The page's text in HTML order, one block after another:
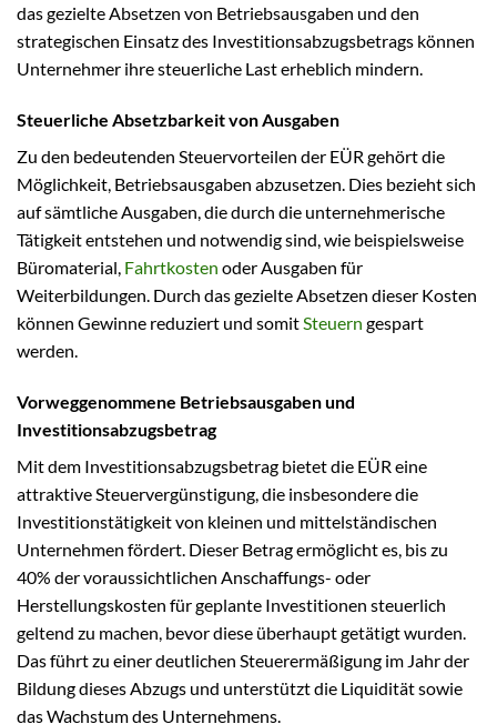
das gezielte Absetzen von Betriebsausgaben und den
strategischen Einsatz des Investitionsabzugsbetrags können
Unternehmer ihre steuerliche Last erheblich mindern.
Steuerliche Absetzbarkeit von Ausgaben
Zu den bedeutenden Steuervorteilen der EÜR gehört die
Möglichkeit, Betriebsausgaben abzusetzen. Dies bezieht sich
auf sämtliche Ausgaben, die durch die unternehmerische
Tätigkeit entstehen und notwendig sind, wie beispielsweise
Büromaterial, Fahrtkosten oder Ausgaben für
Weiterbildungen. Durch das gezielte Absetzen dieser Kosten
können Gewinne reduziert und somit Steuern gespart
werden.
Vorweggenommene Betriebsausgaben und
Investitionsabzugsbetrag
Mit dem Investitionsabzugsbetrag bietet die EÜR eine
attraktive Steuervergünstigung, die insbesondere die
Investitionstätigkeit von kleinen und mittelständischen
Unternehmen fördert. Dieser Betrag ermöglicht es, bis zu
40% der voraussichtlichen Anschaffungs- oder
Herstellungskosten für geplante Investitionen steuerlich
geltend zu machen, bevor diese überhaupt getätigt wurden.
Das führt zu einer deutlichen Steuerermäßigung im Jahr der
Bildung dieses Abzugs und unterstützt die Liquidität sowie
das Wachstum des Unternehmens.